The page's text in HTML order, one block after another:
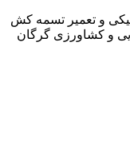
و تعمیر تسمه کش
و کشاورزی گرگان